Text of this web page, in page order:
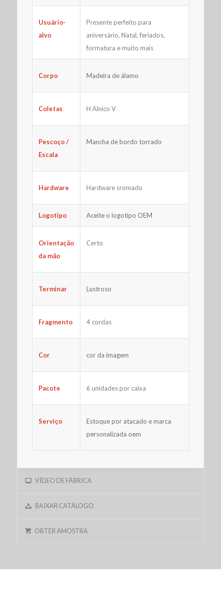
Usuário-
alvo
Presente perfeito para
aniversário, Natal, feriados,
formatura e muito mais
Corpo Madeira de álamo
Coletas H Alnico V
Pescoço /
Escala
Mancha de bordo torrado
Hardware Hardware cromado
Logotipo Aceite o logotipo OEM
Orientação
da mão
Certo
Terminar Lustroso
Fragmento 4 cordas
Cor cor da imagem
Pacote 6 unidades por caixa
Serviço
Estoque por atacado e marca
personalizada oem
VÍDEO DE FÁBRICA
BAIXAR CATÁLOGO
OBTER AMOSTRA